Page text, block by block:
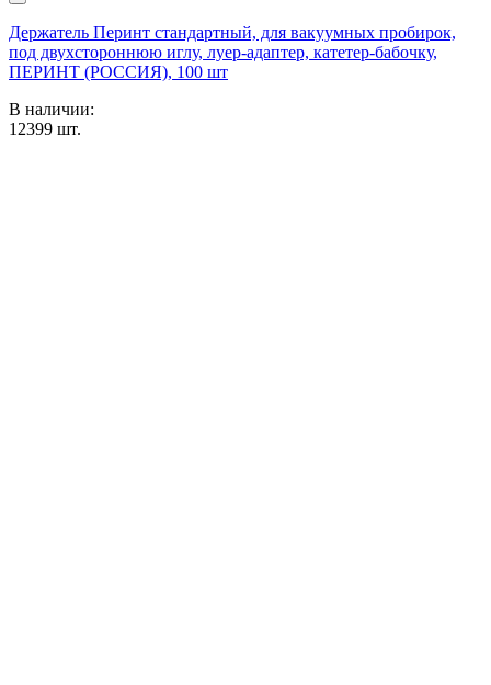
Держатель Перинт стандартный, для вакуумных пробирок,
под двухстороннюю иглу, луер-адаптер, катетер-бабочку,
ПЕРИНТ (РОССИЯ), 100 шт
В наличии:
12399 шт.